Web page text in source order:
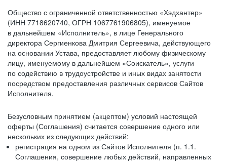
Общество с ограниченной ответственностью «Хэдхантер»
(ИНН 7718620740, ОГРН 1067761906805), именуемое
в дальнейшем «Исполнитель», в лице Генерального
директора Сергиенкова Дмитрия Сергеевича, действующего
на основании Устава, предоставляет любому физическому
лицу, именуемому в дальнейшем «Соискатель», услуги
по содействию в трудоустройстве и иных видах занятости
посредством предоставления различных сервисов Сайтов
Исполнителя.
Безусловным принятием (акцептом) условий настоящей
оферты (Соглашения) считается совершение одного или
нескольких из следующих действий:
регистрация на одном из Сайтов Исполнителя (п. 1.1.
Соглашения, совершение любых действий, направленных